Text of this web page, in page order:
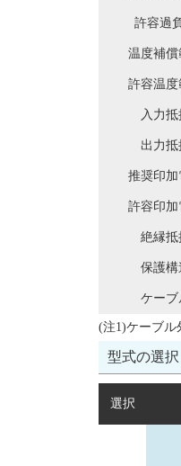
許容過
温度補償
許容温度
入力抵
出力抵
推奨印加
許容印加
絶縁抵
保護構
ケーブ
(注1)ケーブル
型式の選択
選択